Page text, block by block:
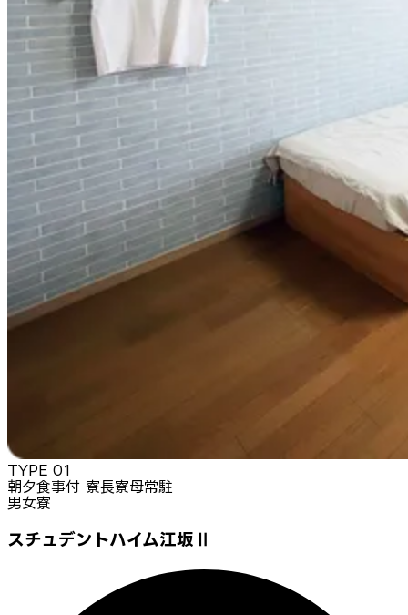
TYPE 01
朝夕食事付 寮長寮母常駐
男女寮
スチュデントハイム江坂Ⅱ